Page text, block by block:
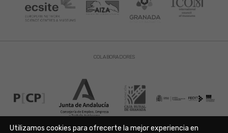
COLABORADORES
Utilizamos cookies para ofrecerte la mejor experiencia en